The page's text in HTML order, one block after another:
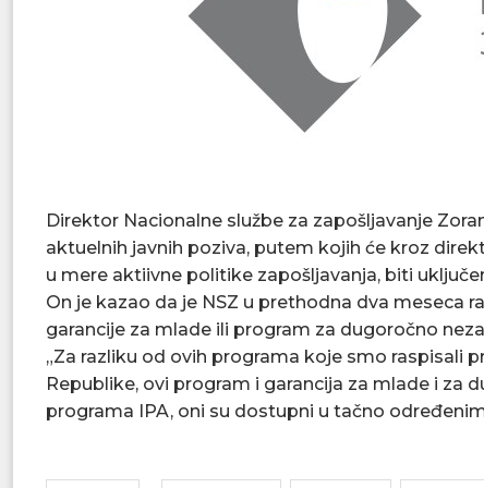
Direktor Nacionalne službe za zapošljavanje
aktuelnih javnih poziva, putem kojih će kroz
u mere aktiivne politike zapošljavanja, biti
On je kazao da je NSZ u prethodna dva meseca
garancije za mlade ili program za dugoročno
„Za razliku od ovih programa koje smo raspisali
Republike, ovi program i garancija za mlade i za
programa IPA, oni su dostupni u tačno